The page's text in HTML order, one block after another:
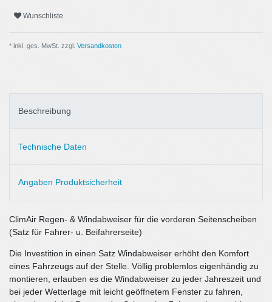
Wunschliste
* inkl. ges. MwSt. zzgl. Versandkosten
Beschreibung
Technische Daten
Angaben Produktsicherheit
ClimAir Regen- & Windabweiser für die vorderen Seitenscheiben
(Satz für Fahrer- u. Beifahrerseite)
Die Investition in einen Satz Windabweiser erhöht den Komfort
eines Fahrzeugs auf der Stelle. Völlig problemlos eigenhändig zu
montieren, erlauben es die Windabweiser zu jeder Jahreszeit und
bei jeder Wetterlage mit leicht geöffnetem Fenster zu fahren,